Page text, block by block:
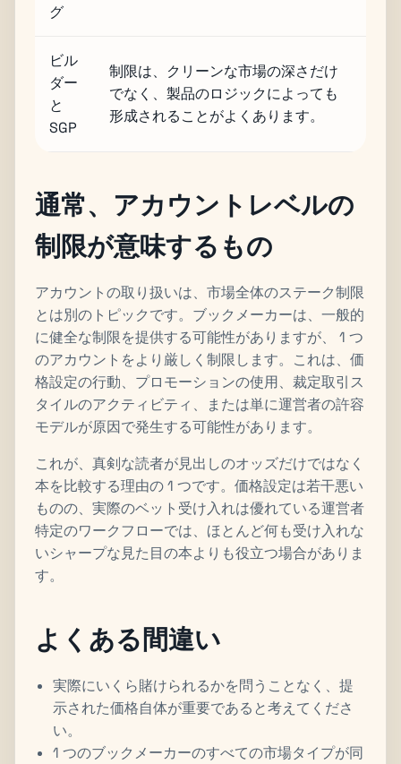
グ
ビル
ダー
と
SGP
制限は、クリーンな市場の深さだけ
でなく、製品のロジックによっても
形成されることがよくあります。
通常、アカウントレベルの
制限が意味するもの
アカウントの取り扱いは、市場全体のステーク制限
とは別のトピックです。ブックメーカーは、一般的
に健全な制限を提供する可能性がありますが、 1 つ
のアカウントをより厳しく制限します。これは、価
格設定の行動、プロモーションの使用、裁定取引ス
タイルのアクティビティ、または単に運営者の許容
モデルが原因で発生する可能性があります。
これが、真剣な読者が見出しのオッズだけではなく
本を比較する理由の 1 つです。価格設定は若干悪い
ものの、実際のベット受け入れは優れている運営者
特定のワークフローでは、ほとんど何も受け入れな
いシャープな見た目の本よりも役立つ場合がありま
す。
よくある間違い
実際にいくら賭けられるかを問うことなく、提
示された価格自体が重要であると考えてくださ
い。
1 つのブックメーカーのすべての市場タイプが同